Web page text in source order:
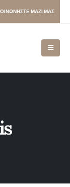
ΜΑΖΙ ΜΑΣ